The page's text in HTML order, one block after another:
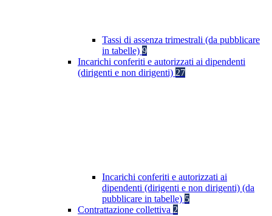
Tassi di assenza trimestrali (da pubblicare
in tabelle) 9
Incarichi conferiti e autorizzati ai dipendenti
(dirigenti e non dirigenti) 27
Incarichi conferiti e autorizzati ai
dipendenti (dirigenti e non dirigenti) (da
pubblicare in tabelle) 5
Contrattazione collettiva 2